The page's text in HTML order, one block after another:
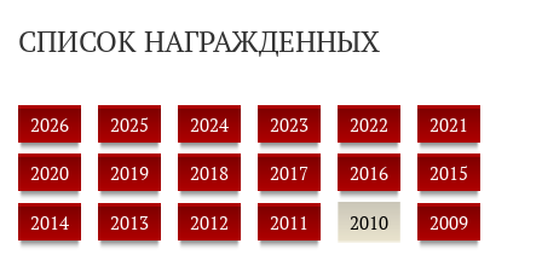
СПИСОК НАГРАЖДЕННЫХ
2026 2025 2024 2023 2022
2021
2020
2019 2018 2017 2016 2015
2014 2013 2012 2011 2010 2009